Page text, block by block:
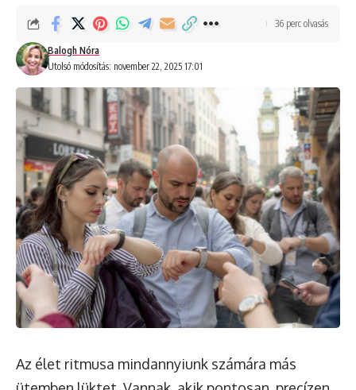
Utolsó módosítás: november 22, 2025 17:01
Balogh Nóra
36 perc olvasás
Az élet ritmusa mindannyiunk számára más